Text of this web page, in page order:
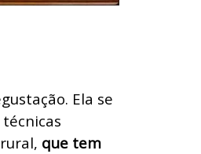
Ela se
que tem